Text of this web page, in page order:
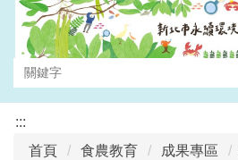
主
內
容
:::
首頁
食農教育 成果專區